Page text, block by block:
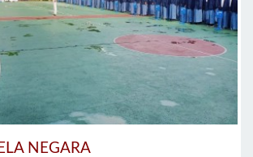
NEGARA